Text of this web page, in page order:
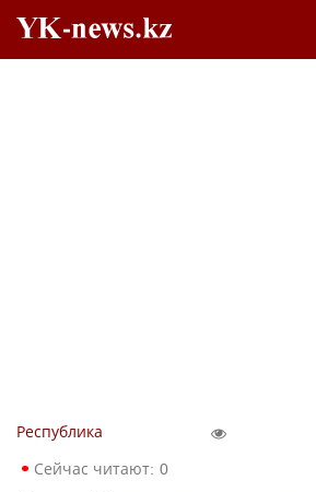
Республика
Сейчас читают: 0